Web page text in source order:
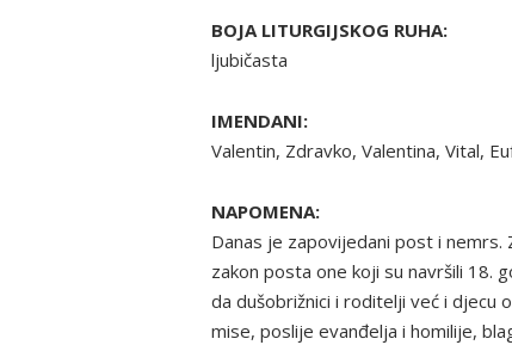
BOJA LITURGIJSKOG RUHA:
ljubičasta
IMENDANI:
Valentin, Zdravko, Valentina, Vital,
NAPOMENA:
Danas je zapovijedani post i nemrs.
zakon posta one koji su navršili 18.
da dušobrižnici i roditelji već i djecu
mise, poslije evanđelja i homilije,